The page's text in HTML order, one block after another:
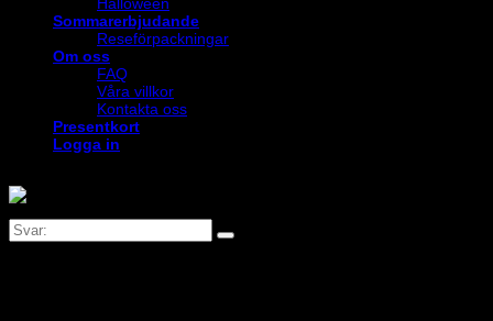
Sommarerbjudande
Reseförpackningar
Om oss
FAQ
Våra villkor
Kontakta oss
Presentkort
Logga in